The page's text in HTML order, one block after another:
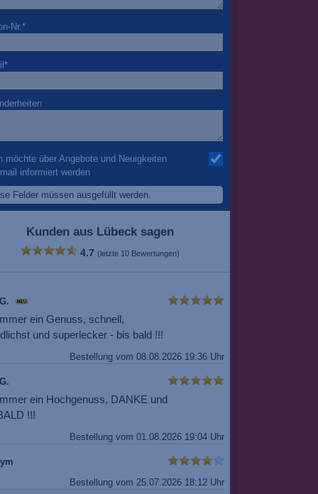
Nr. *
*
möchte über Angebote und Neuigkeiten
informiert werden
Felder müssen ausgefüllt werden.
Kunden aus Lübeck sagen
4.7 (letzte 10 Bewertungen)
ein Genuss, schnell,
und superlecker - bis bald !!!
Bestellung vom 08.08.2026 19:36 Uhr
ein Hochgenuss, DANKE und
!!!
Bestellung vom 01.08.2026 19:04 Uhr
Bestellung vom 25.07.2026 18:12 Uhr